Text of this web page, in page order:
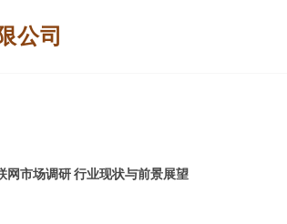
公司
网市场调研 行业现状与前景展望